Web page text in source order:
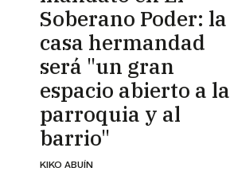
Soberano Poder: la
casa hermandad
será "un gran
espacio abierto a la
parroquia y al
barrio"
KIKO ABUÍN